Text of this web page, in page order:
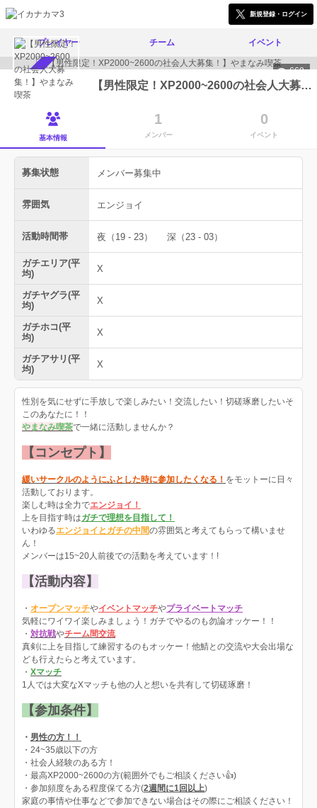
新規登録・ログイン
プレイヤー チーム イベント
メンバー募集中 668
【男性限定！XP2000~2600の社会人大募集！】やまなみ喫茶
基本情報
1
メンバー
0
イベント
募集状態 メンバー募集中
雰囲気 エンジョイ
活動時間帯 夜（19 - 23） 深（23 - 03）
ガチエリア(平
均)
X
ガチヤグラ(平
均)
X
ガチホコ(平
均)
X
ガチアサリ(平
均)
X
性別を気にせずに手放しで楽しみたい！交流したい！切磋琢磨したいそ
このあなたに！！
やまなみ喫茶で一緒に活動しませんか？
【コンセプト】
緩いサークルのようにふとした時に参加したくなる！ をモットーに日々
活動しております。
楽しむ時は全力でエンジョイ！
上を目指す時はガチで理想を目指して！
いわゆるエンジョイとガチの中間の雰囲気と考えてもらって構いませ
ん！
メンバーは15~20人前後での活動を考えています！!
【活動内容】
・ オープンマッチやイベントマッチやプライベートマッチ
気軽にワイワイ楽しみましょう！ガチでやるのも勿論オッケー！！
・ 対抗戦やチーム間交流
真剣に上を目指して練習するのもオッケー！他鯖との交流や大会出場な
ども行えたらと考えています。
・ Xマッチ
1人では大変なXマッチも他の人と想いを共有して切磋琢磨！
【参加条件】
・ 男性の方！！
・24~35歳以下の方
・社会人経験のある方！
・最高XP2000~2600の方(範囲外でもご相談ください👍)
・参加頻度をある程度保てる方(2週間に1回以上)
家庭の事情や仕事などで参加できない場合はその際にご相談ください！